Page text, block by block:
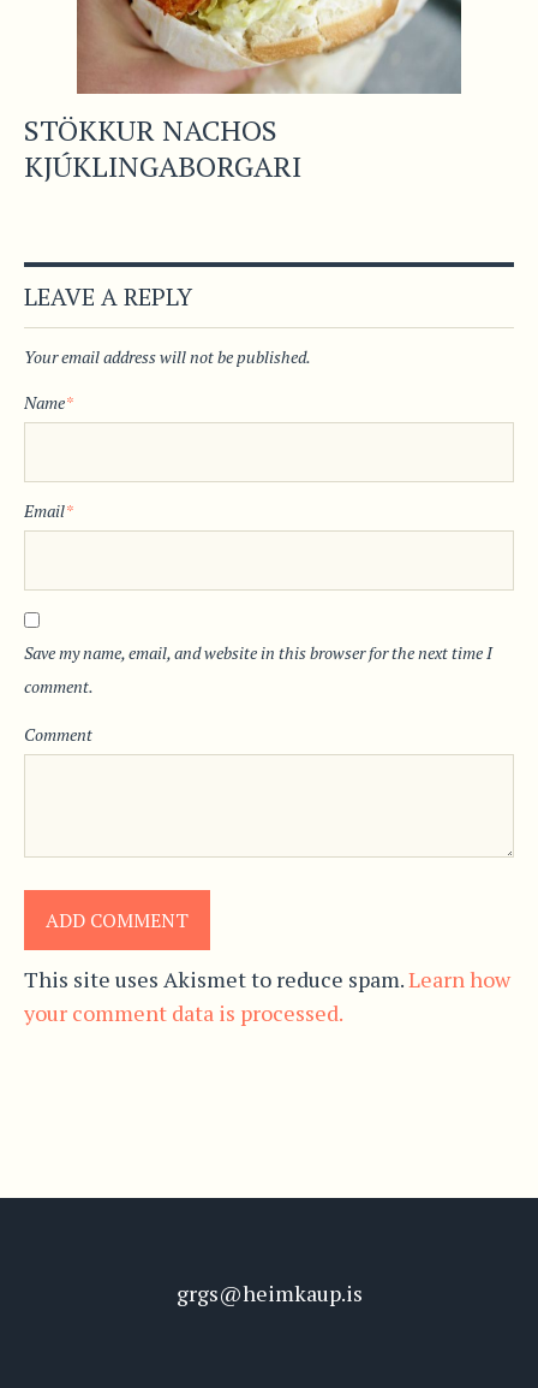
STÖKKUR NACHOS
KJÚKLINGABORGARI
LEAVE A REPLY
Your email address will not be published.
Name*
Email*
Save my name, email, and website in this browser for the next time I
comment.
Comment
This site uses Akismet to reduce spam.Learn how
your comment data is processed.
grgs@heimkaup.is